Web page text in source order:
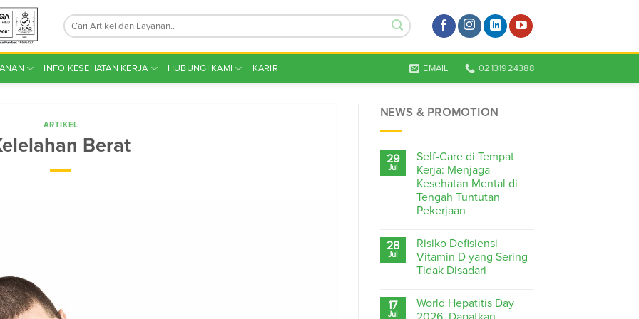
INFO KESEHATAN KERJA HUBUNGI KAMI KARIR EMAIL 02131924388
ARTIKEL
Berat
NEWS & PROMOTION
29
Jul
Self-Care di Tempat
Kerja: Menjaga
Kesehatan Mental di
Tengah Tuntutan
Pekerjaan
28
Jul
Risiko Defisiensi
Vitamin D yang Sering
Tidak Disadari
17
Jul
World Hepatitis Day